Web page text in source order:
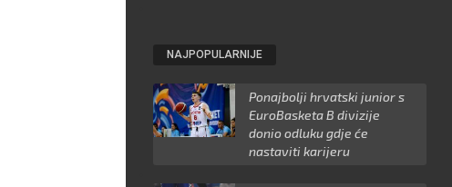
NAJPOPULARNIJE
Ponajbolji hrvatski junior s
EuroBasketa B divizije
donio odluku gdje će
nastaviti karijeru